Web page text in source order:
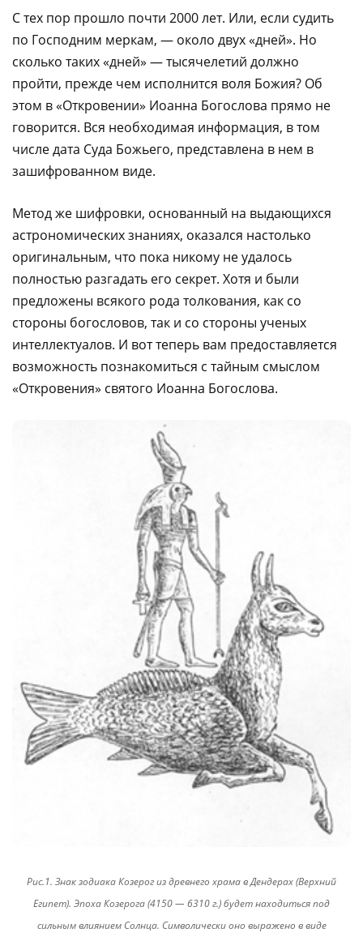
С тех пор прошло почти 2000 лет. Или, если судить
по Господним меркам, — около двух «дней». Но
сколько таких «дней» — тысячелетий должно
пройти, прежде чем исполнится воля Божия? Об
этом в «Откровении» Иоанна Богослова прямо не
говорится. Вся необходимая информация, в том
числе дата Суда Божьего, представлена в нем в
зашифрованном виде.
Метод же шифровки, основанный на выдающихся
астрономических знаниях, оказался настолько
оригинальным, что пока никому не удалось
полностью разгадать его секрет. Хотя и были
предложены всякого рода толкования, как со
стороны богословов, так и со стороны ученых
интеллектуалов. И вот теперь вам предоставляется
возможность познакомиться с тайным смыслом
«Откровения» святого Иоанна Богослова.
Рис.1. Знак зодиака Козерог из древнего храма в Дендерах (Верхний
Египет). Эпоха Козерога (4150 — 6310 г.) будет находиться под
сильным влиянием Солнца. Символически оно выражено в виде